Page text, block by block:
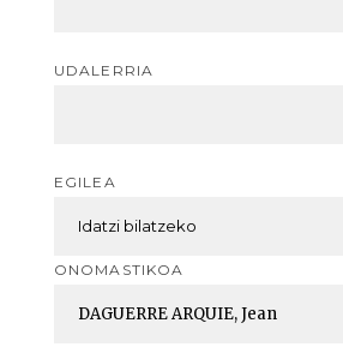
UDALERRIA
EGILEA
ONOMASTIKOA